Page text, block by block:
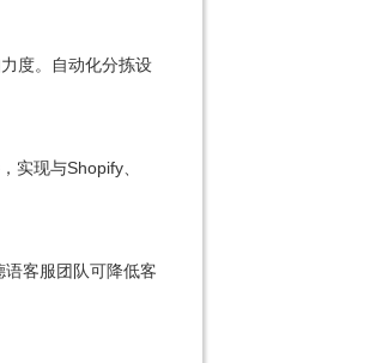
度。自动化分拣设
实现与Shopify、
客服团队可降低客